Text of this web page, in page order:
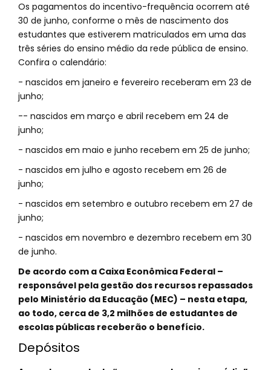
Os pagamentos do incentivo-frequência ocorrem até
30 de junho, conforme o mês de nascimento dos
estudantes que estiverem matriculados em uma das
três séries do ensino médio da rede pública de ensino.
Confira o calendário:
- nascidos em janeiro e fevereiro receberam em 23 de
junho;
-- nascidos em março e abril recebem em 24 de
junho;
- nascidos em maio e junho recebem em 25 de junho;
- nascidos em julho e agosto recebem em 26 de
junho;
- nascidos em setembro e outubro recebem em 27 de
junho;
- nascidos em novembro e dezembro recebem em 30
de junho.
De acordo com a Caixa Econômica Federal –
responsável pela gestão dos recursos repassados
pelo Ministério da Educação (MEC) – nesta etapa,
ao todo, cerca de 3,2 milhões de estudantes de
escolas públicas receberão o benefício.
Depósitos